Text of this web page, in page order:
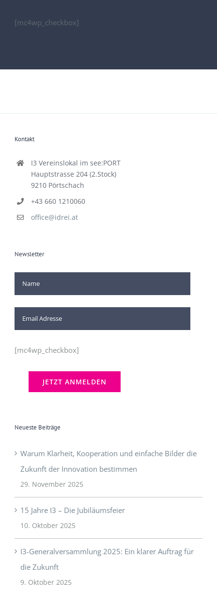
[mc4wp_checkbox]
Kontakt
I3 Vereinslokal im see:PORT
Hauptstrasse 204 (2.Stock)
9210 Pörtschach
+43 660 1210060
office@idrei.at
Newsletter
[mc4wp_checkbox]
Neueste Beiträge
Warum Klarheit, Kooperation und einfache Bilder die
Zukunft der Innovation bestimmen
29. November 2025
15 Jahre I3 – Die Jubiläumsfeier
10. Oktober 2025
I3-Generalversammlung 2025: Ein klarer Auftrag für
die Zukunft
9. Oktober 2025